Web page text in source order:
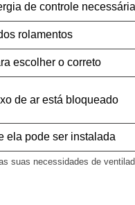
de controle necessária
rolamentos
escolher o correto
de ar está bloqueado
ela pode ser instalada
suas necessidades de